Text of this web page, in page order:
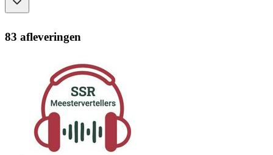
83 afleveringen